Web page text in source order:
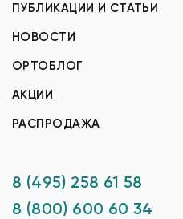
ПУБЛИКАЦИИ И СТАТЬИ
НОВОСТИ
ОРТОБЛОГ
АКЦИИ
РАСПРОДАЖА
8 (495) 258 61 58
8 (800) 600 60 34